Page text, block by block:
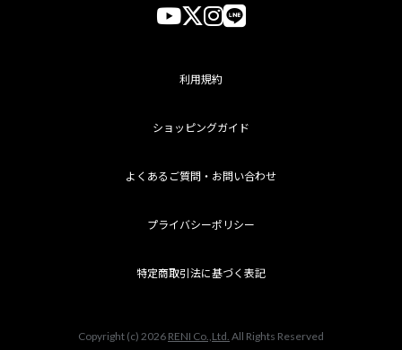
利用規約
ショッピングガイド
よくあるご質問・お問い合わせ
プライバシーポリシー
特定商取引法に基づく表記
Copyright (c) 2026 RENI Co.,Ltd. All Rights Reserved